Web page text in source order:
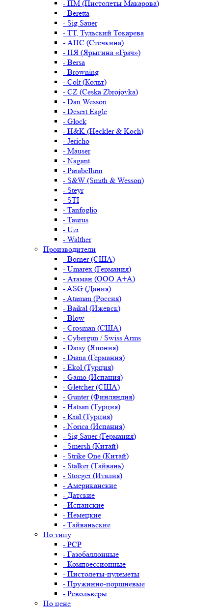
- ПМ (Пистолеты Макарова)
- Beretta
- Sig Sauer
- ТТ, Тульский Токарева
- АПС (Стечкина)
- ПЯ (Ярыгина «Грач»)
- Bersa
- Browning
- Colt (Кольт)
- CZ (Ceska Zbrojovka)
- Dan Wesson
- Desert Eagle
- Glock
- H&K (Heckler & Koch)
- Jericho
- Mauser
- Nagant
- Parabellum
- S&W (Smith & Wesson)
- Steyr
- STI
- Tanfoglio
- Taurus
- Uzi
- Walther
Производители
- Borner (США)
- Umarex (Германия)
- Атаман (ООО А+А)
- ASG (Дания)
- Ataman (Россия)
- Baikal (Ижевск)
- Blow
- Crosman (США)
- Cybergun / Swiss Arms
- Daisy (Япония)
- Diana (Германия)
- Ekol (Турция)
- Gamo (Испания)
- Gletcher (США)
- Gunter (Финляндия)
- Hatsan (Турция)
- Kral (Турция)
- Norica (Испания)
- Sig Sauer (Германия)
- Smersh (Китай)
- Strike One (Китай)
- Stalker (Тайвань)
- Stoeger (Италия)
- Американские
- Датские
- Испанские
- Немецкие
- Тайваньские
По типу
- PCP
- Газобаллонные
- Компрессионные
- Пистолеты-пулеметы
- Пружинно-поршневые
- Револьверы
По цене